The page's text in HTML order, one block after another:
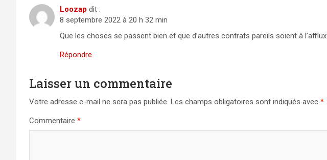
Loozap dit :
8 septembre 2022 à 20 h 32 min
Que les choses se passent bien et que d’autres contrats pareils soient à l’afflux
Répondre
Laisser un commentaire
Votre adresse e-mail ne sera pas publiée. Les champs obligatoires sont indiqués avec *
Commentaire *